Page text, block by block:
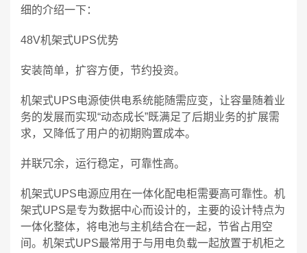
细的介绍一下：
48V机架式UPS优势
安装简单，扩容方便，节约投资。
机架式UPS电源使供电系统能随需应变，让容量随着业
务的发展而实现“动态成长”既满足了后期业务的扩展需
求，又降低了用户的初期购置成本。
并联冗余，运行稳定，可靠性高。
机架式UPS电源应用在一体化配电柜需要高可靠性。机
架式UPS是专为数据中心而设计的，主要的设计特点为
一体化整体，将电池与主机结合在一起，节省占用空
间。机架式UPS最常用于与用电负载一起放置于机柜之